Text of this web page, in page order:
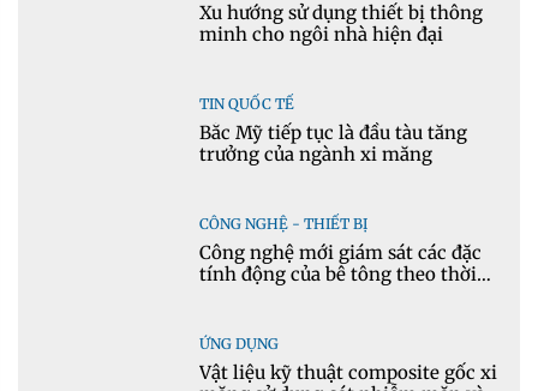
Xu hướng sử dụng thiết bị thông
minh cho ngôi nhà hiện đại
TIN QUỐC TẾ
Bắc Mỹ tiếp tục là đầu tàu tăng
trưởng của ngành xi măng
CÔNG NGHỆ - THIẾT BỊ
Công nghệ mới giám sát các đặc
tính động của bê tông theo thời
ỨNG DỤNG
Vật liệu kỹ thuật composite gốc xi